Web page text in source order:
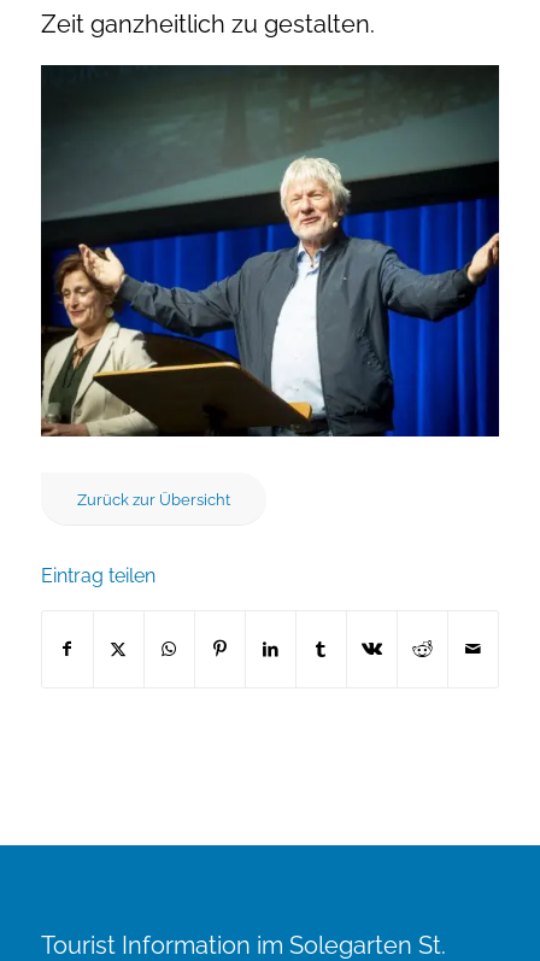
Zeit ganzheitlich zu gestalten.
Zurück zur Übersicht
Eintrag teilen
Tourist Information im Solegarten St.